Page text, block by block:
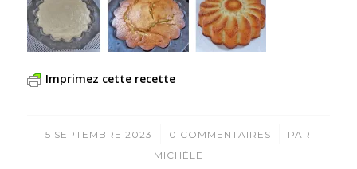
Imprimez cette recette
5 SEPTEMBRE 2023
/ 0 COMMENTAIRES
/
PAR
MICHÈLE